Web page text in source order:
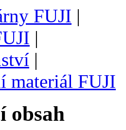
FUJI |
|
|
materiál FUJI
obsah